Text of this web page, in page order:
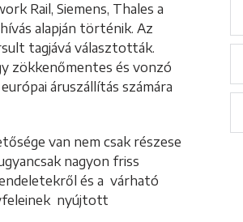
Rail, Siemens, Thales a
alapján történik. Az
tagjává választották.
zökkenőmentes és vonzó
áruszállítás számára
van nem csak részese
nagyon friss
és a várható
nyújtott